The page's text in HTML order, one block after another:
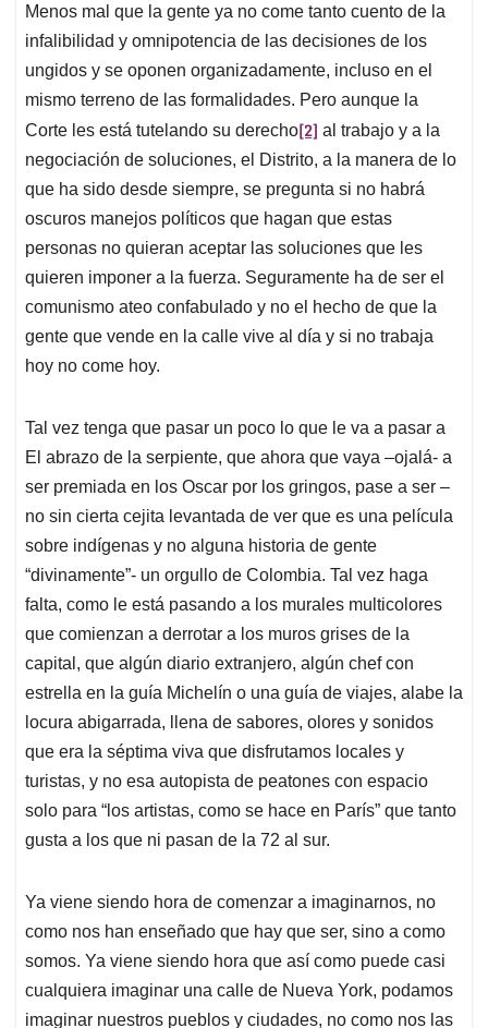
Menos mal que la gente ya no come tanto cuento de la
infalibilidad y omnipotencia de las decisiones de los
ungidos y se oponen organizadamente, incluso en el
mismo terreno de las formalidades. Pero aunque la
Corte les está tutelando su derecho[2] al trabajo y a la
negociación de soluciones, el Distrito, a la manera de lo
que ha sido desde siempre, se pregunta si no habrá
oscuros manejos políticos que hagan que estas
personas no quieran aceptar las soluciones que les
quieren imponer a la fuerza. Seguramente ha de ser el
comunismo ateo confabulado y no el hecho de que la
gente que vende en la calle vive al día y si no trabaja
hoy no come hoy.
Tal vez tenga que pasar un poco lo que le va a pasar a
El abrazo de la serpiente, que ahora que vaya –ojalá- a
ser premiada en los Oscar por los gringos, pase a ser –
no sin cierta cejita levantada de ver que es una película
sobre indígenas y no alguna historia de gente
“divinamente”- un orgullo de Colombia. Tal vez haga
falta, como le está pasando a los murales multicolores
que comienzan a derrotar a los muros grises de la
capital, que algún diario extranjero, algún chef con
estrella en la guía Michelín o una guía de viajes, alabe la
locura abigarrada, llena de sabores, olores y sonidos
que era la séptima viva que disfrutamos locales y
turistas, y no esa autopista de peatones con espacio
solo para “los artistas, como se hace en París” que tanto
gusta a los que ni pasan de la 72 al sur.
Ya viene siendo hora de comenzar a imaginarnos, no
como nos han enseñado que hay que ser, sino a como
somos. Ya viene siendo hora que así como puede casi
cualquiera imaginar una calle de Nueva York, podamos
imaginar nuestros pueblos y ciudades, no como nos las